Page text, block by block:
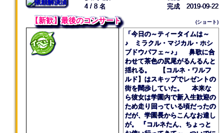
の女性が揃っている。 彼女
たちはうっとりとした表情を浮
かべ、店内を一心に見つめてい
た。 その視線の先には。
「いらっしゃいませ、お嬢様」
そう笑顔で言い、女性客をエ
スコートする見目麗しい店員。
「とてもお似合いです、お嬢
様」 女性客に髪飾りをつけ
てやりつつ、優しく褒める見目
麗しい店員。 そう。『フォ
ルテ』はイケメン店員による丁
寧な接客で、女性客のハートを
つかんでいたのだった。 そ
4 / 8 名
完成 2019-09-22
【新歓】最後のコンサート (ショート)
「今日の～ティータイムは～
♪ ミラクル・マジカル・ホシ
ブドウパフェ～♪」 鼻歌に合
わせて茶色の尻尾がるんるんと
揺れる。 【コルネ・ワルフ
ルド】はスキップでレゼントの
街を闊歩していた。 本来な
ら彼女は学園内で新入生歓迎の
ため走り回っている頃だったの
だが、学園長からこんなお達し
が。 『コルネたん、ちょっと